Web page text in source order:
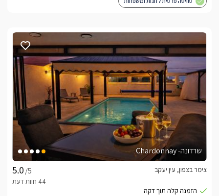
שרדונה- Chardonnay
/5
צימר בצפון, עין יעקב